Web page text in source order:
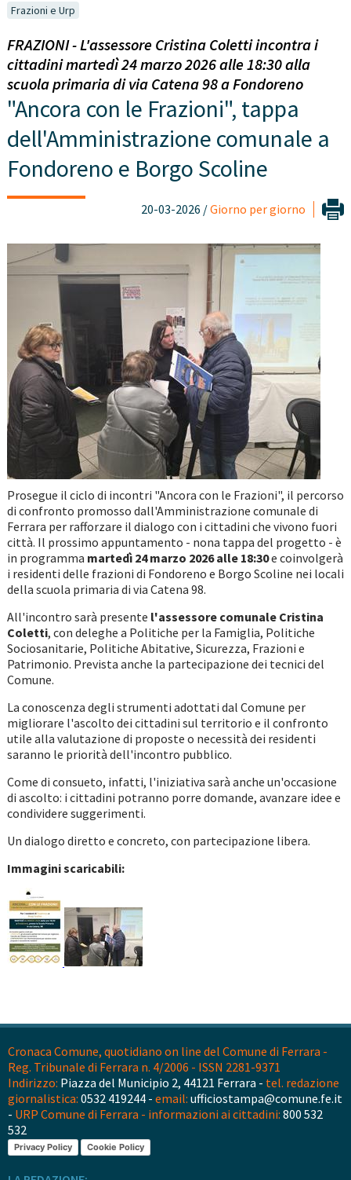
Frazioni e Urp
FRAZIONI - L'assessore Cristina Coletti incontra i
cittadini martedì 24 marzo 2026 alle 18:30 alla
scuola primaria di via Catena 98 a Fondoreno
"Ancora con le Frazioni", tappa
dell'Amministrazione comunale a
Fondoreno e Borgo Scoline
20-03-2026 /Giorno per giorno
Prosegue il ciclo di incontri "Ancora con le Frazioni", il percorso
di confronto promosso dall'Amministrazione comunale di
Ferrara per rafforzare il dialogo con i cittadini che vivono fuori
città. Il prossimo appuntamento - nona tappa del progetto - è
in programma martedì 24 marzo 2026 alle 18:30e coinvolgerà
i residenti delle frazioni di Fondoreno e Borgo Scoline nei locali
della scuola primaria di via Catena 98.
All'incontro sarà presente l'assessore comunale Cristina
Coletti, con deleghe a Politiche per la Famiglia, Politiche
Sociosanitarie, Politiche Abitative, Sicurezza, Frazioni e
Patrimonio. Prevista anche la partecipazione dei tecnici del
Comune.
La conoscenza degli strumenti adottati dal Comune per
migliorare l'ascolto dei cittadini sul territorio e il confronto
utile alla valutazione di proposte o necessità dei residenti
saranno le priorità dell'incontro pubblico.
Come di consueto, infatti, l'iniziativa sarà anche un'occasione
di ascolto: i cittadini potranno porre domande, avanzare idee e
condividere suggerimenti.
Un dialogo diretto e concreto, con partecipazione libera.
Immagini scaricabili:
Cronaca Comune, quotidiano on line del Comune di Ferrara -
Reg. Tribunale di Ferrara n. 4/2006 - ISSN 2281-9371
Indirizzo: Piazza del Municipio 2, 44121 Ferrara - tel. redazione
giornalistica: 0532 419244 - email: ufficiostampa@comune.fe.it
- URP Comune di Ferrara - informazioni ai cittadini: 800 532
532
Privacy Policy Cookie Policy